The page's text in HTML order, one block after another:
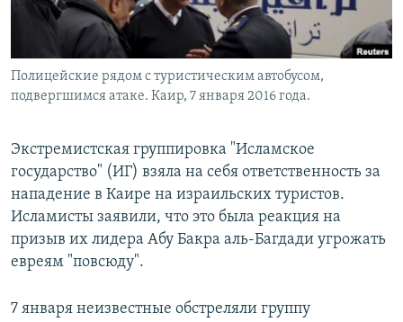
Полицейские рядом с туристическим автобусом,
подвергшимся атаке. Каир, 7 января 2016 года.
Экстремистская группировка "Исламское
государство" (ИГ) взяла на себя ответственность за
нападение в Каире на израильских туристов.
Исламисты заявили, что это была реакция на
призыв их лидера Абу Бакра аль-Багдади угрожать
евреям "повсюду".
7 января неизвестные обстреляли группу